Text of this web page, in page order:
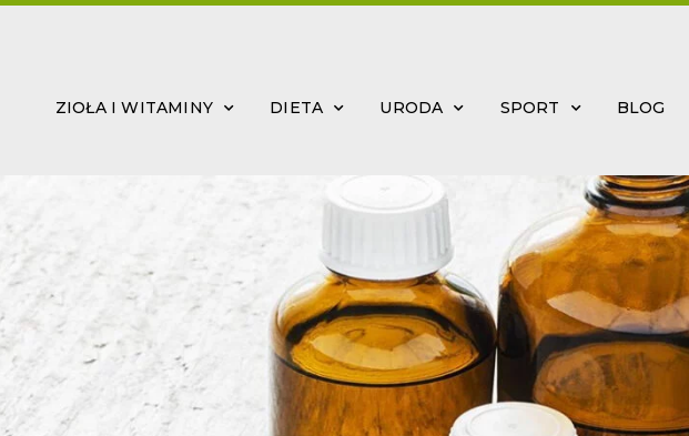
ZIOŁA I WITAMINY DIETA URODA SPORT BLOG